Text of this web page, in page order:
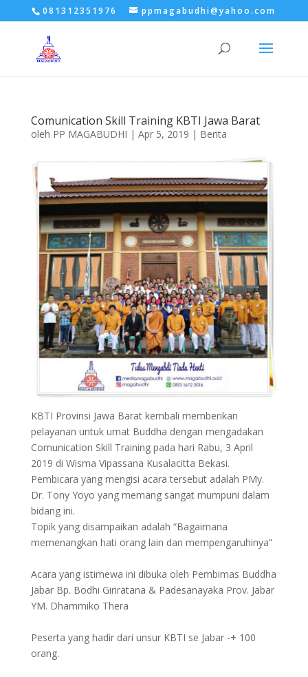
081312351976 ppmagabudhi@yahoo.com
Comunication Skill Training KBTI Jawa Barat
oleh PP MAGABUDHI | Apr 5, 2019 | Berita
KBTI Provinsi Jawa Barat kembali memberikan
pelayanan untuk umat Buddha dengan mengadakan
Comunication Skill Training pada hari Rabu, 3 April
2019 di Wisma Vipassana Kusalacitta Bekasi.
Pembicara yang mengisi acara tersebut adalah PMy.
Dr. Tony Yoyo yang memang sangat mumpuni dalam
bidang ini.
Topik yang disampaikan adalah “Bagaimana
memenangkan hati orang lain dan mempengaruhinya”
Acara yang istimewa ini dibuka oleh Pembimas Buddha
Jabar Bp. Bodhi Giriratana & Padesanayaka Prov. Jabar
YM. Dhammiko Thera
Peserta yang hadir dari unsur KBTI se Jabar -+ 100
orang.